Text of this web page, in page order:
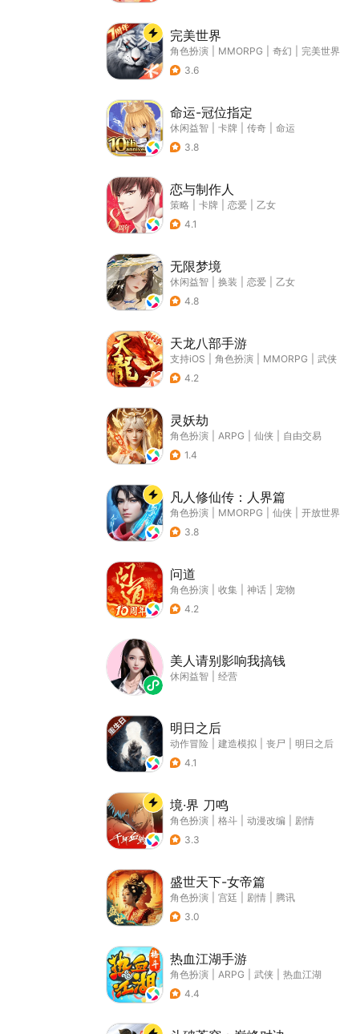
完美世界
角色扮演 MMORPG 奇幻
完美世界
3.6
命运-冠位指定
休闲益智 卡牌 传奇
命运
3.8
恋与制作人
策略 卡牌 恋爱
乙女
4.1
无限梦境
休闲益智 换装 恋爱
乙女
4.8
天龙八部手游
支持iOS 角色扮演 MMORPG
武侠
4.2
灵妖劫
角色扮演 ARPG 仙侠
自由交易
1.4
凡人修仙传：人界篇
角色扮演 MMORPG 仙侠
开放世界
3.8
问道
角色扮演 收集 神话
宠物
4.2
美人请别影响我搞钱
休闲益智 经营
明日之后
动作冒险 建造模拟 丧尸
明日之后
4.1
境·界 刀鸣
角色扮演 格斗 动漫改编
剧情
3.3
盛世天下-女帝篇
角色扮演 宫廷 剧情
腾讯
3.0
热血江湖手游
角色扮演 ARPG 武侠
热血江湖
4.4